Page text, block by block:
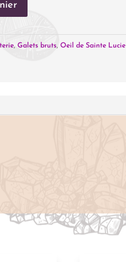
,Galets bruts,Oeil de Sainte Lucie